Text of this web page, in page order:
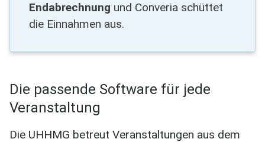
Endabrechnung und Converia schüttet
die Einnahmen aus.
Die passende Software für jede
Veranstaltung
Die UHHMG betreut Veranstaltungen aus dem